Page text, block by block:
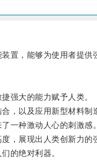
，能够为使用者提供
强大的能力赋予人类。
以及应用新型材料制
一种激动人心的刺激感。
展现出人类创新力的
的绝对利器。